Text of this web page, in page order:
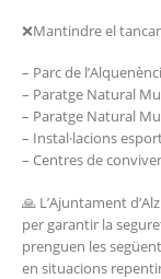
❌Mantindre el
– Parc de
– Paratge Natural
– Paratge Natural
– Instal·lacions
– Centres de
🙏 L’Ajuntament
per garantir la
prenguen les
en situacions